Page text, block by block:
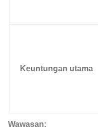
Keuntungan utama
Wawasan: